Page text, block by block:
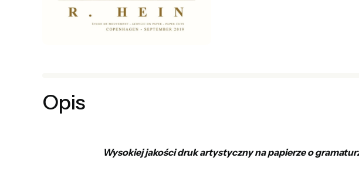
Opis
Wysokiej jakości druk artystyczny na papierze o